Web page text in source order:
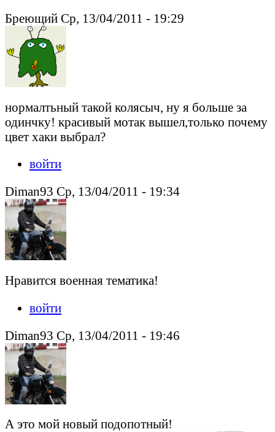
Бреющий Ср, 13/04/2011 - 19:29
нормалтьный такой колясыч, ну я больше за
одинчку! красивый мотак вышел,только почему
цвет хаки выбрал?
войти
Diman93 Ср, 13/04/2011 - 19:34
Нравится военная тематика!
войти
Diman93 Ср, 13/04/2011 - 19:46
А это мой новый подопотный!